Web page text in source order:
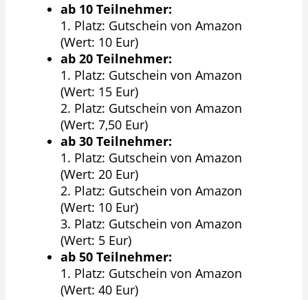
ab 10 Teilnehmer:
1. Platz: Gutschein von Amazon
(Wert: 10 Eur)
ab 20 Teilnehmer:
1. Platz: Gutschein von Amazon
(Wert: 15 Eur)
2. Platz: Gutschein von Amazon
(Wert: 7,50 Eur)
ab 30 Teilnehmer:
1. Platz: Gutschein von Amazon
(Wert: 20 Eur)
2. Platz: Gutschein von Amazon
(Wert: 10 Eur)
3. Platz: Gutschein von Amazon
(Wert: 5 Eur)
ab 50 Teilnehmer:
1. Platz: Gutschein von Amazon
(Wert: 40 Eur)